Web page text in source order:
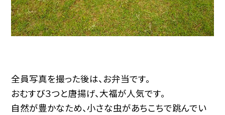
全員写真を撮った後は、お弁当です。
おむすび３つと唐揚げ、大福が人気です。
自然が豊かなため、小さな虫があちこちで跳んでい